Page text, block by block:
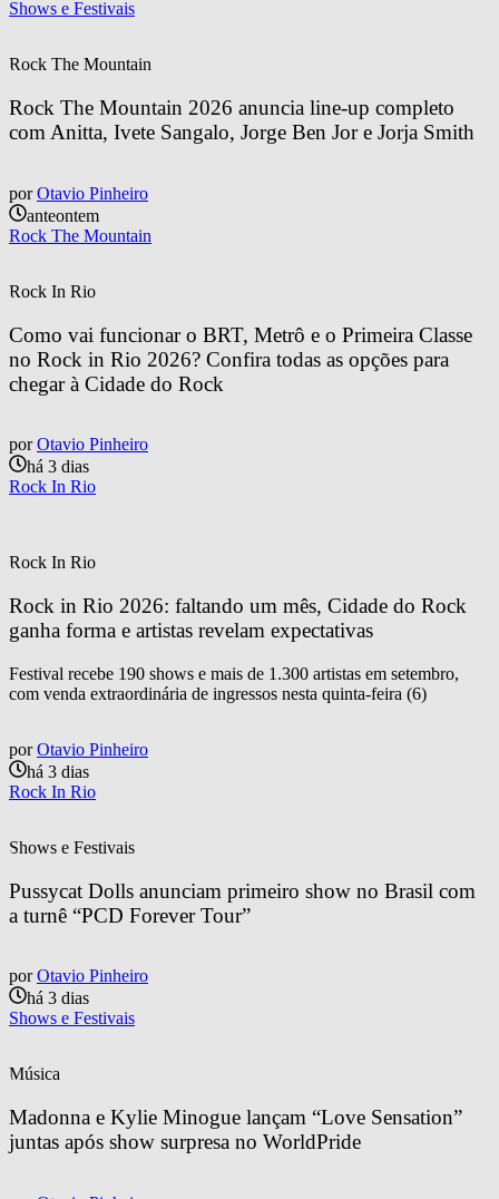
Shows e Festivais
Rock The Mountain
Rock The Mountain 2026 anuncia line-up completo
com Anitta, Ivete Sangalo, Jorge Ben Jor e Jorja Smith
por Otavio Pinheiro
anteontem
Rock The Mountain
Rock In Rio
Como vai funcionar o BRT, Metrô e o Primeira Classe
no Rock in Rio 2026? Confira todas as opções para
chegar à Cidade do Rock
por Otavio Pinheiro
há 3 dias
Rock In Rio
Rock In Rio
Rock in Rio 2026: faltando um mês, Cidade do Rock
ganha forma e artistas revelam expectativas
Festival recebe 190 shows e mais de 1.300 artistas em setembro,
com venda extraordinária de ingressos nesta quinta-feira (6)
por Otavio Pinheiro
há 3 dias
Rock In Rio
Shows e Festivais
Pussycat Dolls anunciam primeiro show no Brasil com
a turnê “PCD Forever Tour”
por Otavio Pinheiro
há 3 dias
Shows e Festivais
Música
Madonna e Kylie Minogue lançam “Love Sensation”
juntas após show surpresa no WorldPride